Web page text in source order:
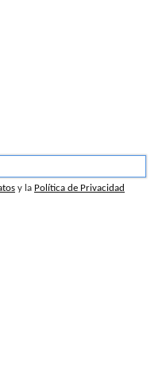
y la Política de Privacidad